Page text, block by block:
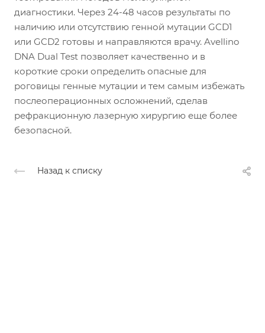
диагностики. Через 24-48 часов результаты по
наличию или отсутствию генной мутации GCD1
или GCD2 готовы и направляются врачу. Avellino
DNA Dual Test позволяет качественно и в
короткие сроки определить опасные для
роговицы генные мутации и тем самым избежать
послеоперационных осложнений, сделав
рефракционную лазерную хирургию еще более
безопасной.
Назад к списку